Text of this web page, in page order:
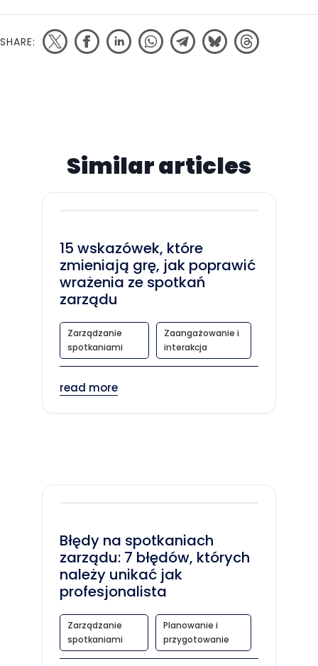
SHARE:
Similar articles
15 wskazówek, które
zmieniają grę, jak poprawić
wrażenia ze spotkań
zarządu
Zarządzanie
spotkaniami
Zaangażowanie i
interakcja
read more
Błędy na spotkaniach
zarządu: 7 błędów, których
należy unikać jak
profesjonalista
Zarządzanie
spotkaniami
Planowanie i
przygotowanie